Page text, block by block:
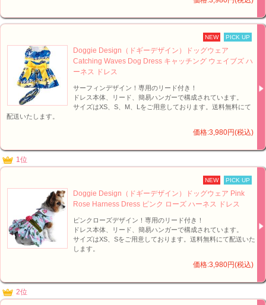
NEW PICK UP
Doggie Design（ドギーデザイン）ドッグウェア
Catching Waves Dog Dress キャッチング ウェイブズ ハ
ーネス ドレス
サーフィンデザイン！専用のリード付き！
ドレス本体、リード、簡易ハンガーで構成されています。
サイズはXS、S、M、Lをご用意しております。送料無料にて
配送いたします。
価格:3,980円(税込)
1位
NEW PICK UP
Doggie Design（ドギーデザイン）ドッグウェア Pink
Rose Harness Dress ピンク ローズ ハーネス ドレス
ピンクローズデザイン！専用のリード付き！
ドレス本体、リード、簡易ハンガーで構成されています。
サイズはXS、Sをご用意しております。送料無料にて配送いた
します。
価格:3,980円(税込)
2位